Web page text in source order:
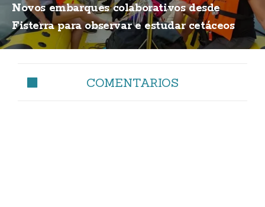
Novos embarques colaborativos desde
Fisterra para observar e estudar cetáceos
COMENTARIOS